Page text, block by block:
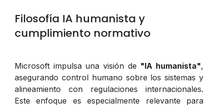
Filosofía IA humanista y
cumplimiento normativo
Microsoft impulsa una visión de "IA humanista",
asegurando control humano sobre los sistemas y
alineamiento con regulaciones internacionales.
Este enfoque es especialmente relevante para